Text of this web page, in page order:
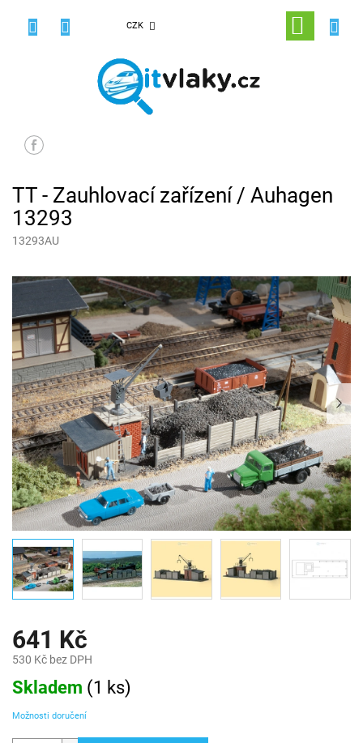
CZK
NÁKUPNÍ
KOŠÍK
TT - Zauhlovací zařízení / Auhagen
13293
13293AU
641 Kč
530 Kč bez DPH
Měrná
cena:
Skladem (1 ks)
Možnosti doručení